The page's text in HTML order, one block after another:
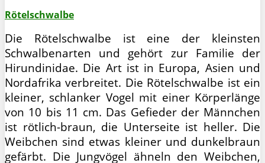
Rötelschwalbe
Die Rötelschwalbe ist eine der kleinsten
Schwalbenarten und gehört zur Familie der
Hirundinidae. Die Art ist in Europa, Asien und
Nordafrika verbreitet. Die Rötelschwalbe ist ein
kleiner, schlanker Vogel mit einer Körperlänge
von 10 bis 11 cm. Das Gefieder der Männchen
ist rötlich-braun, die Unterseite ist heller. Die
Weibchen sind etwas kleiner und dunkelbraun
gefärbt. Die Jungvögel ähneln den Weibchen,